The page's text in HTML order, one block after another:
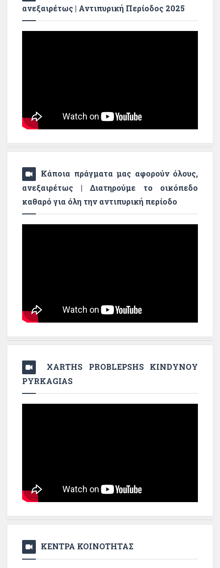
ανεξαιρέτως | Αντιπυρική Περίοδος 2025
Κάποια πράγματα μας αφορούν όλους,
ανεξαιρέτως | Διατηρούμε το οικόπεδο
καθαρό για όλη την αντιπυρική περίοδο
XARTHS PROBLEPSHS KINDYNOY
PYRKAGIAS
ΚΕΝΤΡΑ ΚΟΙΝΟΤΗΤΑΣ